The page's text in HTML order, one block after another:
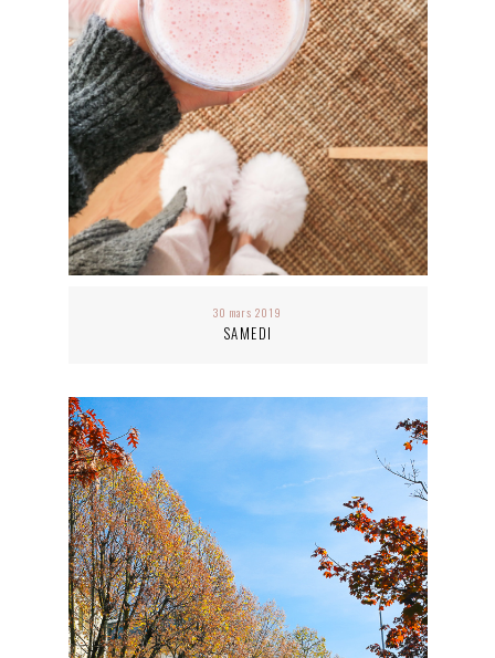
30 mars 2019
SAMEDI